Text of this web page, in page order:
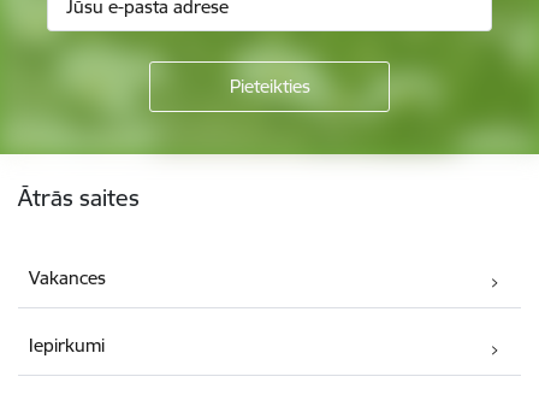
Ātrās saites
Vakances
Iepirkumi